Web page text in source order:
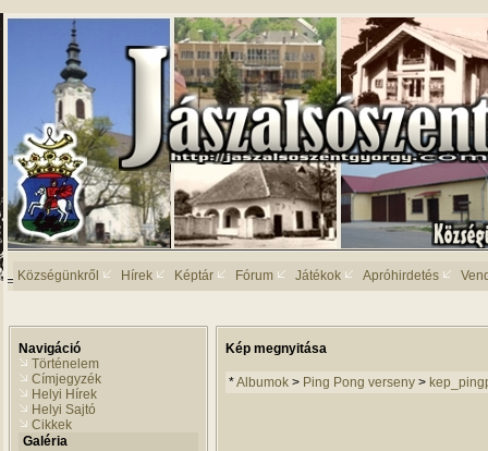
Községünkről Hírek Képtár Fórum Játékok Apróhirdetés
Navigáció
Történelem
Címjegyzék
Helyi Hírek
Helyi Sajtó
Cikkek
Galéria
Kép megnyitása
*Albumok > Ping Pong verseny >